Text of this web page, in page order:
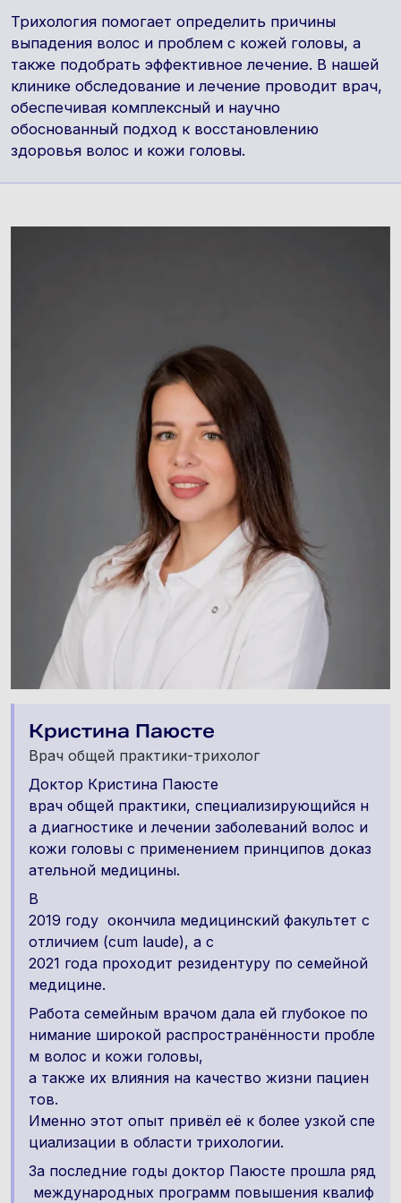
Трихология помогает определить причины
выпадения волос и проблем с кожей головы, а
также подобрать эффективное лечение. В нашей
клинике обследование и лечение проводит врач,
обеспечивая комплексный и научно
обоснованный подход к восстановлению
здоровья волос и кожи головы.
Кристина Паюсте
Врач общей практики-трихолог
Доктор Кристина Паюсте
врач общей практики, специализирующийся н
а диагностике и лечении заболеваний волос и
кожи головы с применением принципов доказ
ательной медицины.
В
2019 году окончила медицинский факультет с
отличием (cum laude), а с
2021 года проходит резидентуру по семейной
медицине.
Работа семейным врачом дала ей глубокое по
нимание широкой распространённости пробле
м волос и кожи головы,
а также их влияния на качество жизни пациен
тов.
Именно этот опыт привёл её к более узкой спе
циализации в области трихологии.
За последние годы доктор Паюсте прошла ряд
международных программ повышения квалиф